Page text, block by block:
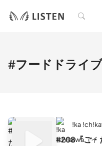
検索
#フードドライブ
!ka
#208『ご・